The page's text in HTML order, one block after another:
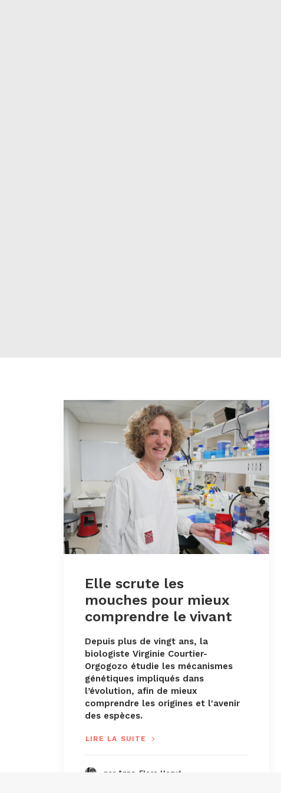
Elle scrute les
mouches pour mieux
comprendre le vivant
Depuis plus de vingt ans, la
biologiste Virginie Courtier-
Orgogozo étudie les mécanismes
génétiques impliqués dans
l’évolution, afin de mieux
comprendre les origines et l'avenir
des espèces.
LIRE LA SUITE
par Anne-Flore Hervé